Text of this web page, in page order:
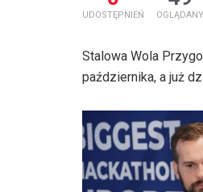
UDOSTĘPNIEŃ OGLĄDANY
Stalowa Wola
października, a już